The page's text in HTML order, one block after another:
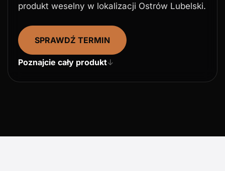
produkt weselny w lokalizacji Ostrów Lubelski.
SPRAWDŹ TERMIN
Poznajcie cały produkt↓